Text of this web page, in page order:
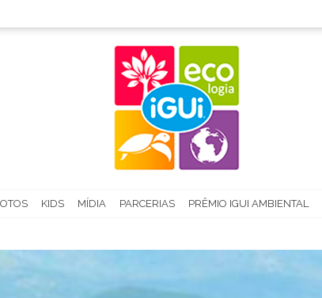
KIDS MÍDIA PARCERIAS PRÊMIO IGUI AMBIENTAL